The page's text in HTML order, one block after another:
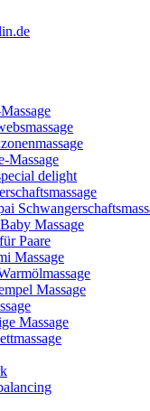
Massage
delight
Massage
Paare
Massage
Massage
Massage